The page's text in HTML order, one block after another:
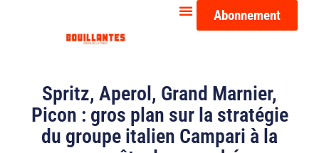
Abonnement
Spritz, Aperol, Grand Marnier,
Picon : gros plan sur la stratégie
du groupe italien Campari à la